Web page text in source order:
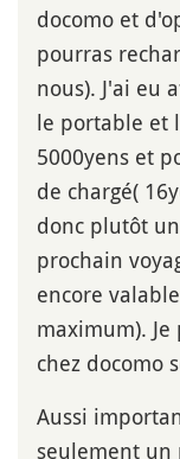
docomo et
pourras
nous). J'ai eu
le portable et
5000yens et
de chargé(
donc plutôt
prochain
encore
maximum).
chez docomo
Aussi
seulement un